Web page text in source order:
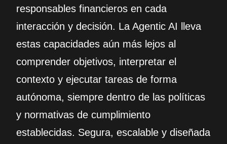
responsables financieros en cada
interacción y decisión. La Agentic AI lleva
estas capacidades aún más lejos al
comprender objetivos, interpretar el
contexto y ejecutar tareas de forma
autónoma, siempre dentro de las políticas
y normativas de cumplimiento
establecidas. Segura, escalable y diseñada